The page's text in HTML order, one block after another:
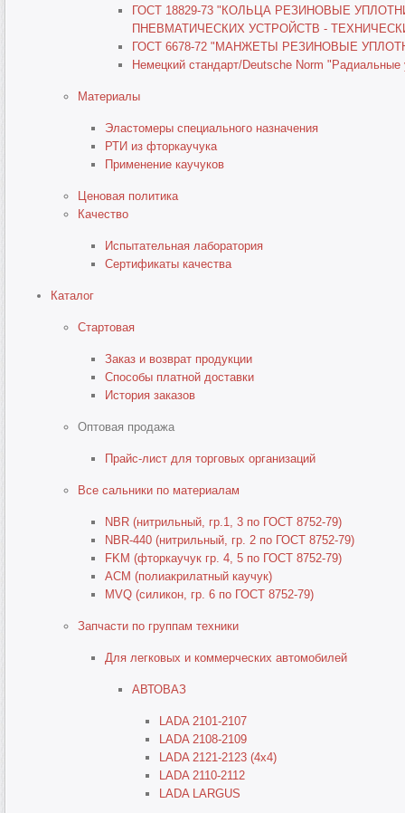
ГОСТ 18829-73 "КОЛЬЦА РЕЗИНОВЫЕ
ПНЕВМАТИЧЕСКИХ УСТРОЙСТВ -
ГОСТ 6678-72 "МАНЖЕТЫ РЕЗИНОВЫЕ
Немецкий стандарт/Deutsche Norm
Материалы
Эластомеры специального назначения
РТИ из фторкаучука
Применение каучуков
Ценовая политика
Качество
Испытательная лаборатория
Сертификаты качества
Каталог
Стартовая
Заказ и возврат продукции
Способы платной доставки
История заказов
Оптовая продажа
Прайс-лист для торговых организаций
Все сальники по материалам
NBR (нитрильный, гр.1, 3 по ГОСТ 8752-79)
NBR-440 (нитрильный, гр. 2 по ГОСТ 8752-79)
FKM (фторкаучук гр. 4, 5 по ГОСТ 8752-79)
ACM (полиакрилатный каучук)
MVQ (силикон, гр. 6 по ГОСТ 8752-79)
Запчасти по группам техники
Для легковых и коммерческих автомобилей
АВТОВАЗ
LADA 2101-2107
LADA 2108-2109
LADA 2121-2123 (4x4)
LADA 2110-2112
LADA LARGUS